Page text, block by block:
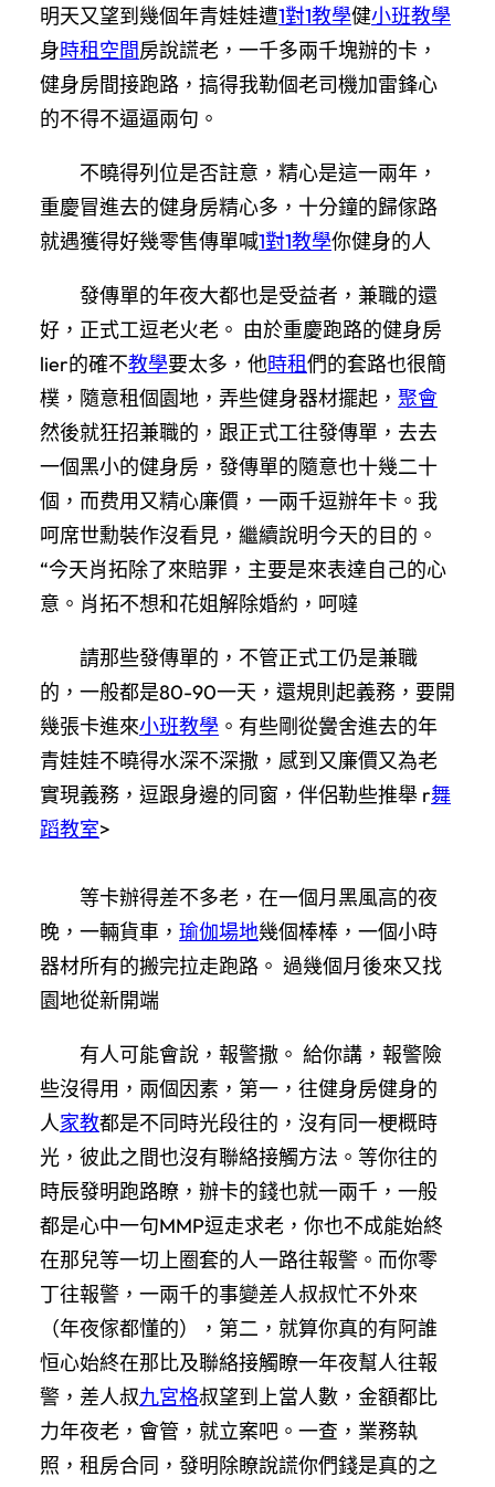
明天又望到幾個年青娃娃遭1對1教學健小班教學
身時租空間房說謊老，一千多兩千塊辦的卡，
健身房間接跑路，搞得我勒個老司機加雷鋒心
的不得不逼逼兩句。
不曉得列位是否註意，精心是這一兩年，
重慶冒進去的健身房精心多，十分鐘的歸傢路
就遇獲得好幾零售傳單喊1對1教學你健身的人
發傳單的年夜大都也是受益者，兼職的還
好，正式工逗老火老。 由於重慶跑路的健身房
lier的確不教學要太多，他時租們的套路也很簡
樸，隨意租個園地，弄些健身器材擺起， 聚會
然後就狂招兼職的，跟正式工往發傳單，去去
一個黑小的健身房，發傳單的隨意也十幾二十
個，而费用又精心廉價，一兩千逗辦年卡。我
呵席世勳裝作沒看見，繼續說明今天的目的。
“今天肖拓除了來賠罪，主要是來表達自己的心
意。肖拓不想和花姐解除婚約，呵噠
請那些發傳單的，不管正式工仍是兼職
的，一般都是80-90一天，還規則起義務，要開
幾張卡進來小班教學 。有些剛從黌舍進去的年
青娃娃不曉得水深不深撒，感到又廉價又為老
實現義務，逗跟身邊的同窗，伴侶勒些推舉 r舞
蹈教室>
等卡辦得差不多老，在一個月黑風高的夜
晚，一輛貨車， 瑜伽場地幾個棒棒，一個小時
器材所有的搬完拉走跑路。 過幾個月後來又找
園地從新開端
有人可能會說，報警撒。 給你講，報警險
些沒得用，兩個因素，第一，往健身房健身的
人家教都是不同時光段往的，沒有同一梗概時
光，彼此之間也沒有聯絡接觸方法。等你往的
時辰發明跑路瞭，辦卡的錢也就一兩千，一般
都是心中一句MMP逗走求老，你也不成能始終
在那兒等一切上圈套的人一路往報警。而你零
丁往報警，一兩千的事變差人叔叔忙不外來
（年夜傢都懂的），第二，就算你真的有阿誰
恒心始終在那比及聯絡接觸瞭一年夜幫人往報
警，差人叔九宮格叔望到上當人數，金額都比
力年夜老，會管，就立案吧。一查，業務執
照，租房合同，發明除瞭說謊你們錢是真的之